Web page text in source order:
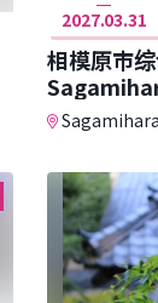
2027.03.31
相模原市